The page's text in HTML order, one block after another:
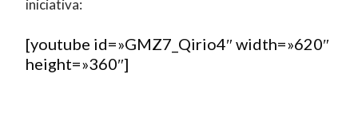
iniciativa:
[youtube id=»GMZ7_Qirio4″ width=»620″
height=»360″]